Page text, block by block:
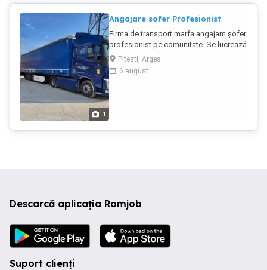
1
Angajare sofer Profesionist
Firma de transport marfa angajam șofer
profesionist pe comunitate. Se lucrează
la prelata , singur pe cabina . Se pleca și
se vine cu camionul in țara. Aparat unic
de taxare pt toate țările. Dispecerat 24
atestat marfa - card tahograf - aviz
Pitesti, Arges
6 august
Descarcă aplicația Romjob
Suport clienți